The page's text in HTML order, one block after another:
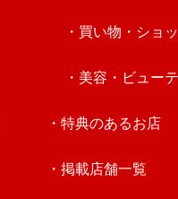
・買い物・ショ
・美容・ビュー
・特典のあるお店
・掲載店舗一覧